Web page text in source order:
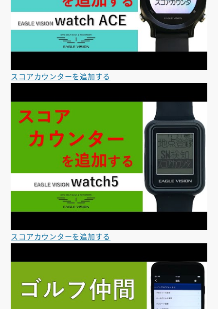
スコアカウンターを追加する
スコアカウンターを追加する